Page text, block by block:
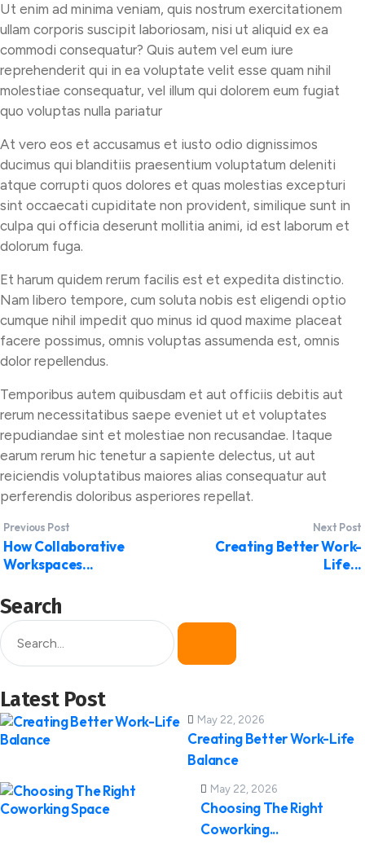
Ut enim ad minima veniam, quis nostrum exercitationem
ullam corporis suscipit laboriosam, nisi ut aliquid ex ea
commodi consequatur? Quis autem vel eum iure
reprehenderit qui in ea voluptate velit esse quam nihil
molestiae consequatur, vel illum qui dolorem eum fugiat
quo voluptas nulla pariatur
At vero eos et accusamus et iusto odio dignissimos
ducimus qui blanditiis praesentium voluptatum deleniti
atque corrupti quos dolores et quas molestias excepturi
sint occaecati cupiditate non provident, similique sunt in
culpa qui officia deserunt mollitia animi, id est laborum et
dolorum fuga.
Et harum quidem rerum facilis est et expedita distinctio.
Nam libero tempore, cum soluta nobis est eligendi optio
cumque nihil impedit quo minus id quod maxime placeat
facere possimus, omnis voluptas assumenda est, omnis
dolor repellendus.
Temporibus autem quibusdam et aut officiis debitis aut
rerum necessitatibus saepe eveniet ut et voluptates
repudiandae sint et molestiae non recusandae. Itaque
earum rerum hic tenetur a sapiente delectus, ut aut
reiciendis voluptatibus maiores alias consequatur aut
perferendis doloribus asperiores repellat.
Previous Post
How Collaborative
Workspaces...
Next Post
Creating Better Work-
Life...
Search
Latest Post
May 22, 2026
Creating Better Work-Life
Balance
May 22, 2026
Choosing The Right
Coworking...